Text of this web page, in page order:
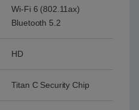
Wi-Fi 6 (802.11ax)
Bluetooth 5.2
HD
Titan C Security Chip